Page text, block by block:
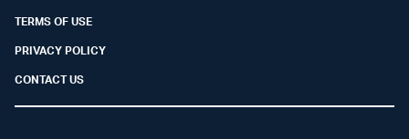
TERMS OF USE
PRIVACY POLICY
CONTACT US